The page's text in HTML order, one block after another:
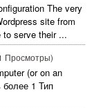
The very
site from
to serve their...
Просмотры)
(or on an
1 Тип